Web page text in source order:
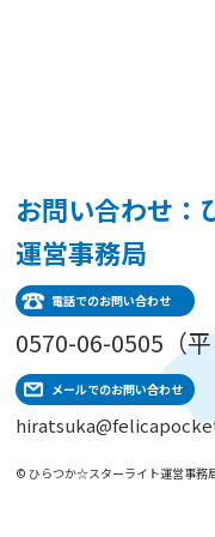
お問い合わせ
運営事務局
電話でのお問い合わせ
0570-06-0505（平
メールでのお問い合わせ
© ひらつか☆スターライト運営事務